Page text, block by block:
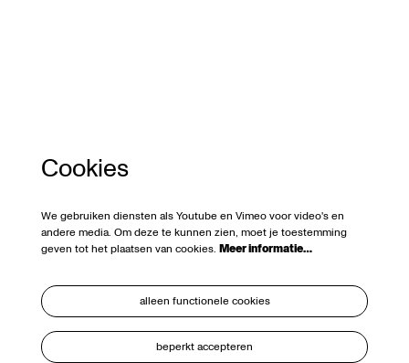
Cookies
We gebruiken diensten als Youtube en Vimeo voor video's en
andere media. Om deze te kunnen zien, moet je toestemming
geven tot het plaatsen van cookies. Meer informatie…
alleen functionele cookies
beperkt accepteren